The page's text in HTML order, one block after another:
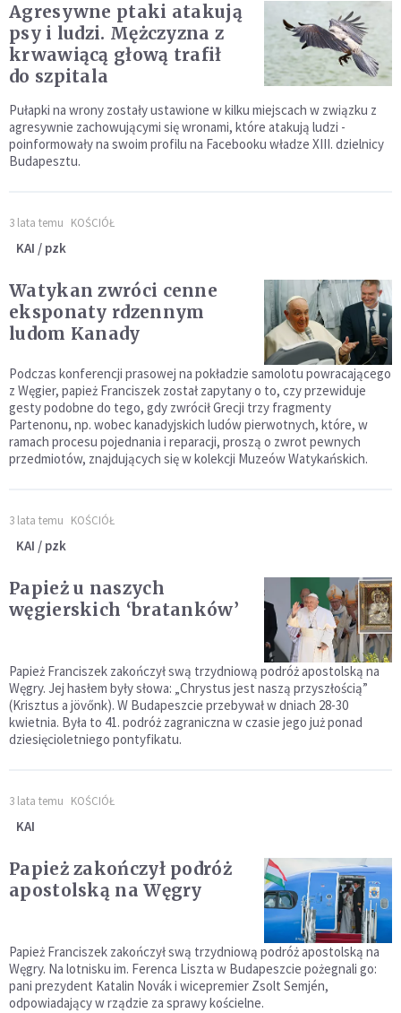
Agresywne ptaki atakują
psy i ludzi. Mężczyzna z
krwawiącą głową trafił
do szpitala
Pułapki na wrony zostały ustawione w kilku miejscach w związku z
agresywnie zachowującymi się wronami, które atakują ludzi -
poinformowały na swoim profilu na Facebooku władze XIII. dzielnicy
Budapesztu.
3 lata temu KOŚCIÓŁ
KAI / pzk
Watykan zwróci cenne
eksponaty rdzennym
ludom Kanady
Podczas konferencji prasowej na pokładzie samolotu powracającego
z Węgier, papież Franciszek został zapytany o to, czy przewiduje
gesty podobne do tego, gdy zwrócił Grecji trzy fragmenty
Partenonu, np. wobec kanadyjskich ludów pierwotnych, które, w
ramach procesu pojednania i reparacji, proszą o zwrot pewnych
przedmiotów, znajdujących się w kolekcji Muzeów Watykańskich.
3 lata temu KOŚCIÓŁ
KAI / pzk
Papież u naszych
węgierskich ‘bratanków’
Papież Franciszek zakończył swą trzydniową podróż apostolską na
Węgry. Jej hasłem były słowa: „Chrystus jest naszą przyszłością”
(Krisztus a jövőnk). W Budapeszcie przebywał w dniach 28-30
kwietnia. Była to 41. podróż zagraniczna w czasie jego już ponad
dziesięcioletniego pontyfikatu.
3 lata temu KOŚCIÓŁ
KAI
Papież zakończył podróż
apostolską na Węgry
Papież Franciszek zakończył swą trzydniową podróż apostolską na
Węgry. Na lotnisku im. Ferenca Liszta w Budapeszcie pożegnali go:
pani prezydent Katalin Novák i wicepremier Zsolt Semjén,
odpowiadający w rządzie za sprawy kościelne.